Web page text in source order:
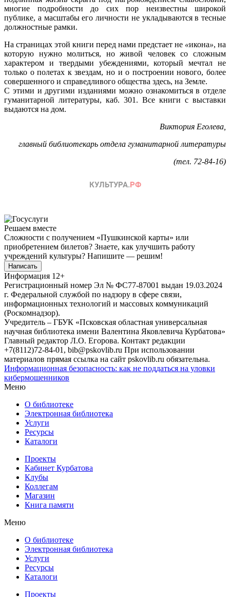
многие подробности до сих пор неизвестны широкой
публике, а масштабы его личности не укладываются в тесные
должностные рамки.
На страницах этой книги перед нами предстает не «икона», на
которую нужно молиться, но живой человек со сложным
характером и твердыми убеждениями, который мечтал не
только о полетах к звездам, но и о построении нового, более
совершенного и справедливого общества здесь, на Земле.
С этими и другими изданиями можно ознакомиться в отделе
гуманитарной литературы, каб. 301. Все книги с выставки
выдаются на дом.
Виктория Еголева,
главный библиотекарь отдела гуманитарной литературы
(тел. 72-84-16)
Решаем вместе
Сложности с получением «Пушкинской карты» или
приобретением билетов? Знаете, как улучшить работу
учреждений культуры? Напишите — решим!
Написать
Информация 12+
Регистрационный номер Эл № ФС77-87001 выдан 19.03.2024
г. Федеральной службой по надзору в сфере связи,
информационных технологий и массовых коммуникаций
(Роскомнадзор).
Учредитель – ГБУК «Псковская областная универсальная
научная библиотека имени Валентина Яковлевича Курбатова»
Главный редактор Л.О. Егорова. Контакт редакции
+7(8112)72-84-01, bib@pskovlib.ru При использовании
материалов прямая ссылка на сайт pskovlib.ru обязательна.
Информационная безопасность: как не поддаться на уловки
кибермошенников
Меню
О библиотеке
Электронная библиотека
Услуги
Ресурсы
Каталоги
Проекты
Кабинет Курбатова
Клубы
Коллегам
Магазин
Книга памяти
Меню
О библиотеке
Электронная библиотека
Услуги
Ресурсы
Каталоги
Проекты